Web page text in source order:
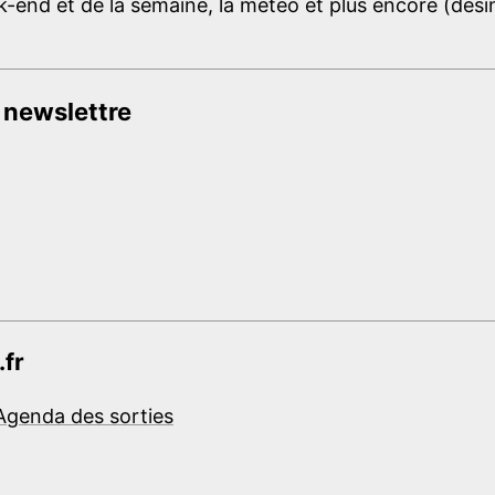
newslettre
des sorties